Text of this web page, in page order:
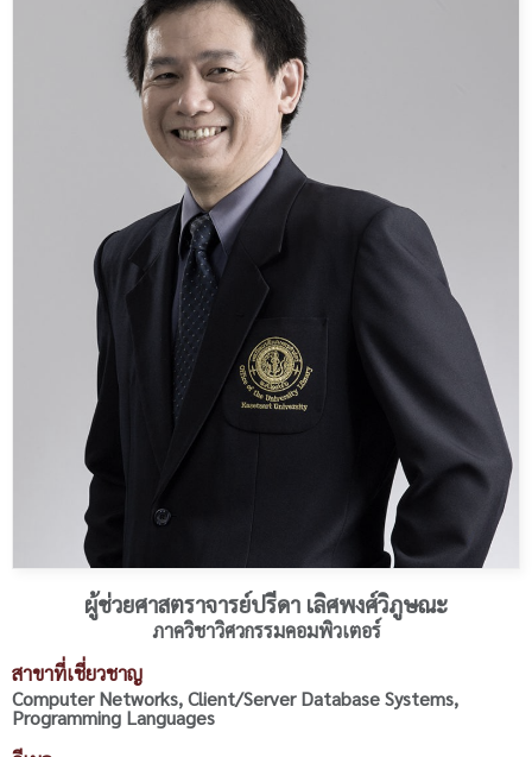
ผู้ช่วยศาสตราจารย์ปรีดา เลิศพงศ์วิภูษณะ
ภาควิชาวิศวกรรมคอมพิวเตอร์
สาขาที่เชี่ยวชาญ
Computer Networks, Client/Server Database Systems,
Programming Languages